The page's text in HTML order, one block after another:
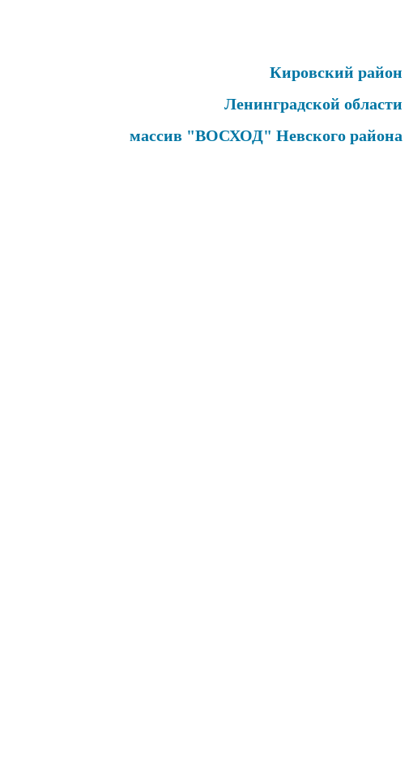
Кировский район
Ленинградской области
массив "ВОСХОД" Невского района